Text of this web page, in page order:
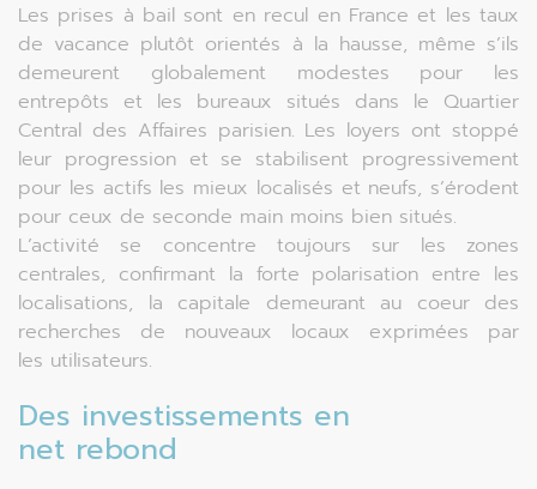
Les prises à bail sont en recul en France et les taux
de vacance plutôt orientés à la hausse, même s’ils
demeurent globalement modestes pour les
entrepôts et les bureaux situés dans le Quartier
Central des Affaires parisien. Les loyers ont stoppé
leur progression et se stabilisent progressivement
pour les actifs les mieux localisés et neufs, s’érodent
pour ceux de seconde main moins bien situés.
L’activité se concentre toujours sur les zones
centrales, confirmant la forte polarisation entre les
localisations, la capitale demeurant au coeur des
recherches de nouveaux locaux exprimées par
les utilisateurs.
Des investissements en
net rebond